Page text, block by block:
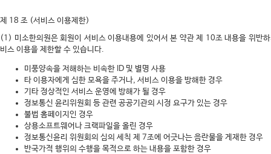
제 18 조 (서비스 이용제한)
(1) 미소한의원은 회원이 서비스 이용내용에 있어서 본 약관 제 10조 내용을 위반
비스 이용을 제한할 수 있습니다.
미풍양속을 저해하는 비속한 ID 및 별명 사용
타 이용자에게 심한 모욕을 주거나, 서비스 이용을 방해한 경우
기타 정상적인 서비스 운영에 방해가 될 경우
정보통신 윤리위원회 등 관련 공공기관의 시정 요구가 있는 경우
불법 홈페이지인 경우
상용소프트웨어나 크랙파일을 올린 경우
정보통신윤리 위원회의 심의 세칙 제 7조에 어긋나는 음란물을 게재한 경우
반국가적 행위의 수행을 목적으로 하는 내용을 포함한 경우